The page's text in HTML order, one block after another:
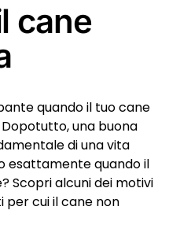
cane
quando il tuo cane
una buona
di una vita
esattamente quando il
Scopri alcuni dei motivi
per cui il cane non